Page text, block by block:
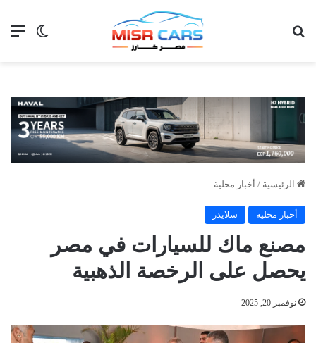
الوضع
الرئيسية / أخبار محلية
أخبار محلية سلايدر
مصنع ماك للسيارات في مصر
يحصل على الرخصة الذهبية
نوفمبر 20, 2025